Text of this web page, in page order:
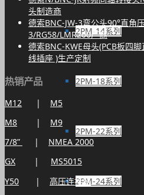
2PM-14系列
2PM-18系列
2PM-22系列
2PM-24系列
头制造商
德索BNC-JW-3弯公头90°直角
3/RG58/LMR200厂商
德索BNC-KWE母头(PCB板四
线插座 )生产定制
热销产品
M12 | M5
M8 | M9
7/8”
| NMEA 2000
GX | MS5015
Y50 | 高压连接器